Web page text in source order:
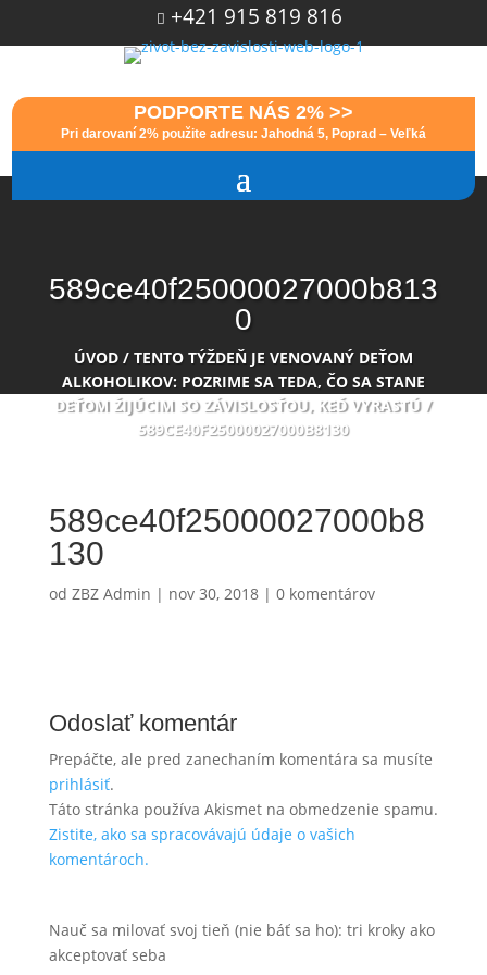
 +421 915 819 816
PODPORTE NÁS 2% >>
Pri darovaní 2% použite adresu: Jahodná 5, Poprad – Veľká
589ce40f25000027000b813
0
ÚVOD/ TENTO TÝŽDEŇ JE VENOVANÝ DEŤOM
ALKOHOLIKOV: POZRIME SA TEDA, ČO SA STANE
DEŤOM ŽIJÚCIM SO ZÁVISLOSŤOU, KEĎ VYRASTÚ/
589CE40F25000027000B8130
589ce40f25000027000b8
130
od ZBZ Admin | nov 30, 2018| 0 komentárov
Odoslať komentár
Prepáčte, ale pred zanechaním komentára sa musíte
prihlásiť.
Táto stránka používa Akismet na obmedzenie spamu.
Zistite, ako sa spracovávajú údaje o vašich
komentároch.
Nauč sa milovať svoj tieň (nie báť sa ho): tri kroky ako
akceptovať seba